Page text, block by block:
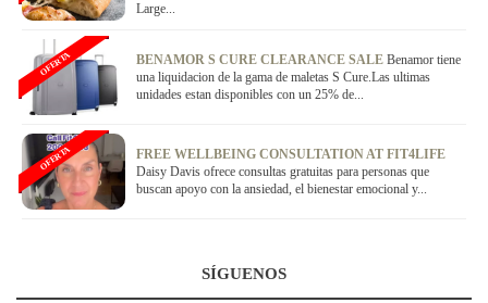
Large...
BENAMOR S CURE CLEARANCE SALE Benamor tiene
una liquidacion de la gama de maletas S Cure.Las ultimas
unidades estan disponibles con un 25% de...
OFERTA
FREE WELLBEING CONSULTATION AT FIT4LIFE
Daisy Davis ofrece consultas gratuitas para personas que
buscan apoyo con la ansiedad, el bienestar emocional y...
OFERTA
SÍGUENOS